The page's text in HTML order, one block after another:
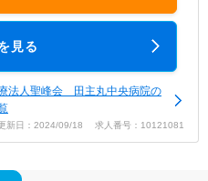
見る
法人聖峰会 田主丸中央病院の
新日：2024/09/18 求人番号：10121081